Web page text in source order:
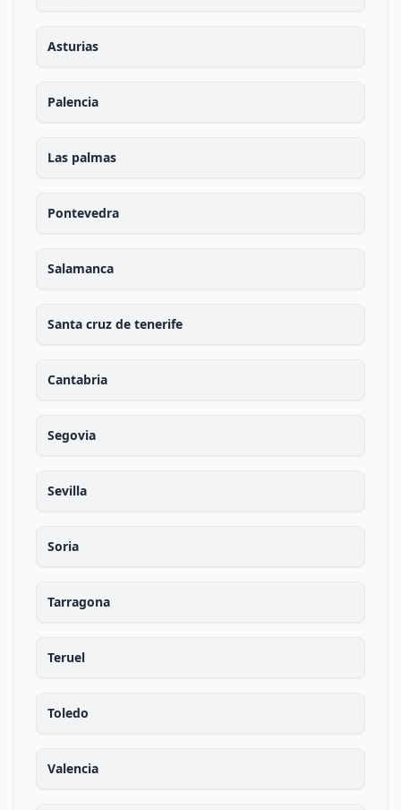
Asturias
Palencia
Las palmas
Pontevedra
Salamanca
Santa cruz de tenerife
Cantabria
Segovia
Sevilla
Soria
Tarragona
Teruel
Toledo
Valencia